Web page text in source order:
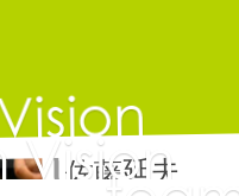
佐藤延夫